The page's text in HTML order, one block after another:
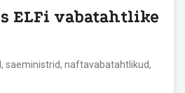
ELFi vabatahtlike
saeministrid, naftavabatahtlikud,